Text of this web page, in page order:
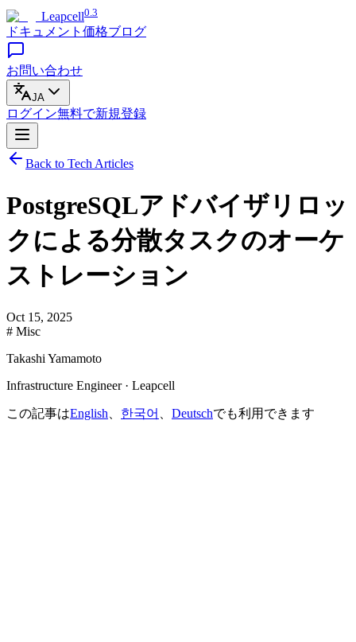
Leapcell0.3
ドキュメント 価格ブログ
お問い合わせ
JA
ログイン無料で新規登録
Back to Tech Articles
PostgreSQLアドバイザリロッ
クによる分散タスクのオーケ
ストレーション
Oct 15, 2025
# Misc
Takashi Yamamoto
Infrastructure Engineer · Leapcell
この記事はEnglish 한국어 Deutschでも利用できます